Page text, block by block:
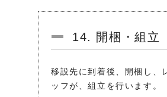
14. 開梱・組立
移設先に到着後、開梱し、
ッフが、組立を行います。